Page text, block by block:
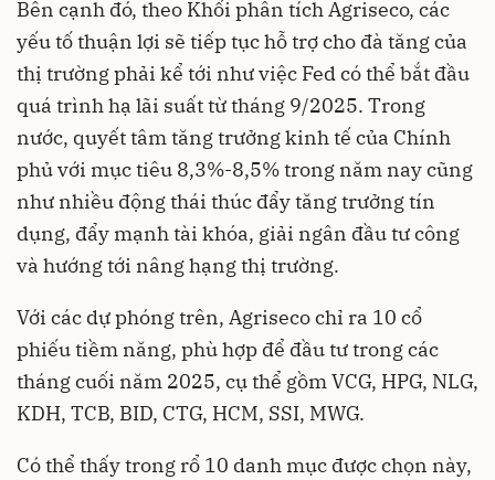
Bên cạnh đó, theo Khối phân tích Agriseco, các
yếu tố thuận lợi sẽ tiếp tục hỗ trợ cho đà tăng của
thị trường phải kể tới như việc Fed có thể bắt đầu
quá trình hạ lãi suất từ tháng 9/2025. Trong
nước, quyết tâm tăng trưởng kinh tế của Chính
phủ với mục tiêu 8,3%-8,5% trong năm nay cũng
như nhiều động thái thúc đẩy tăng trưởng tín
dụng, đẩy mạnh tài khóa, giải ngân đầu tư công
và hướng tới nâng hạng thị trường.
Với các dự phóng trên, Agriseco chỉ ra 10 cổ
phiếu tiềm năng, phù hợp để đầu tư trong các
tháng cuối năm 2025, cụ thể gồm VCG, HPG, NLG,
KDH, TCB, BID, CTG, HCM, SSI, MWG.
Có thể thấy trong rổ 10 danh mục được chọn này,